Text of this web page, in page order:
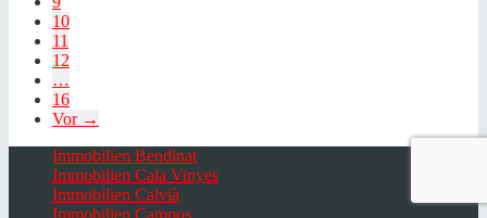
10
11
12
…
16
Vor →
Immobilien Bendinat
Immobilien Cala Vinyes
Immobilien Calvià